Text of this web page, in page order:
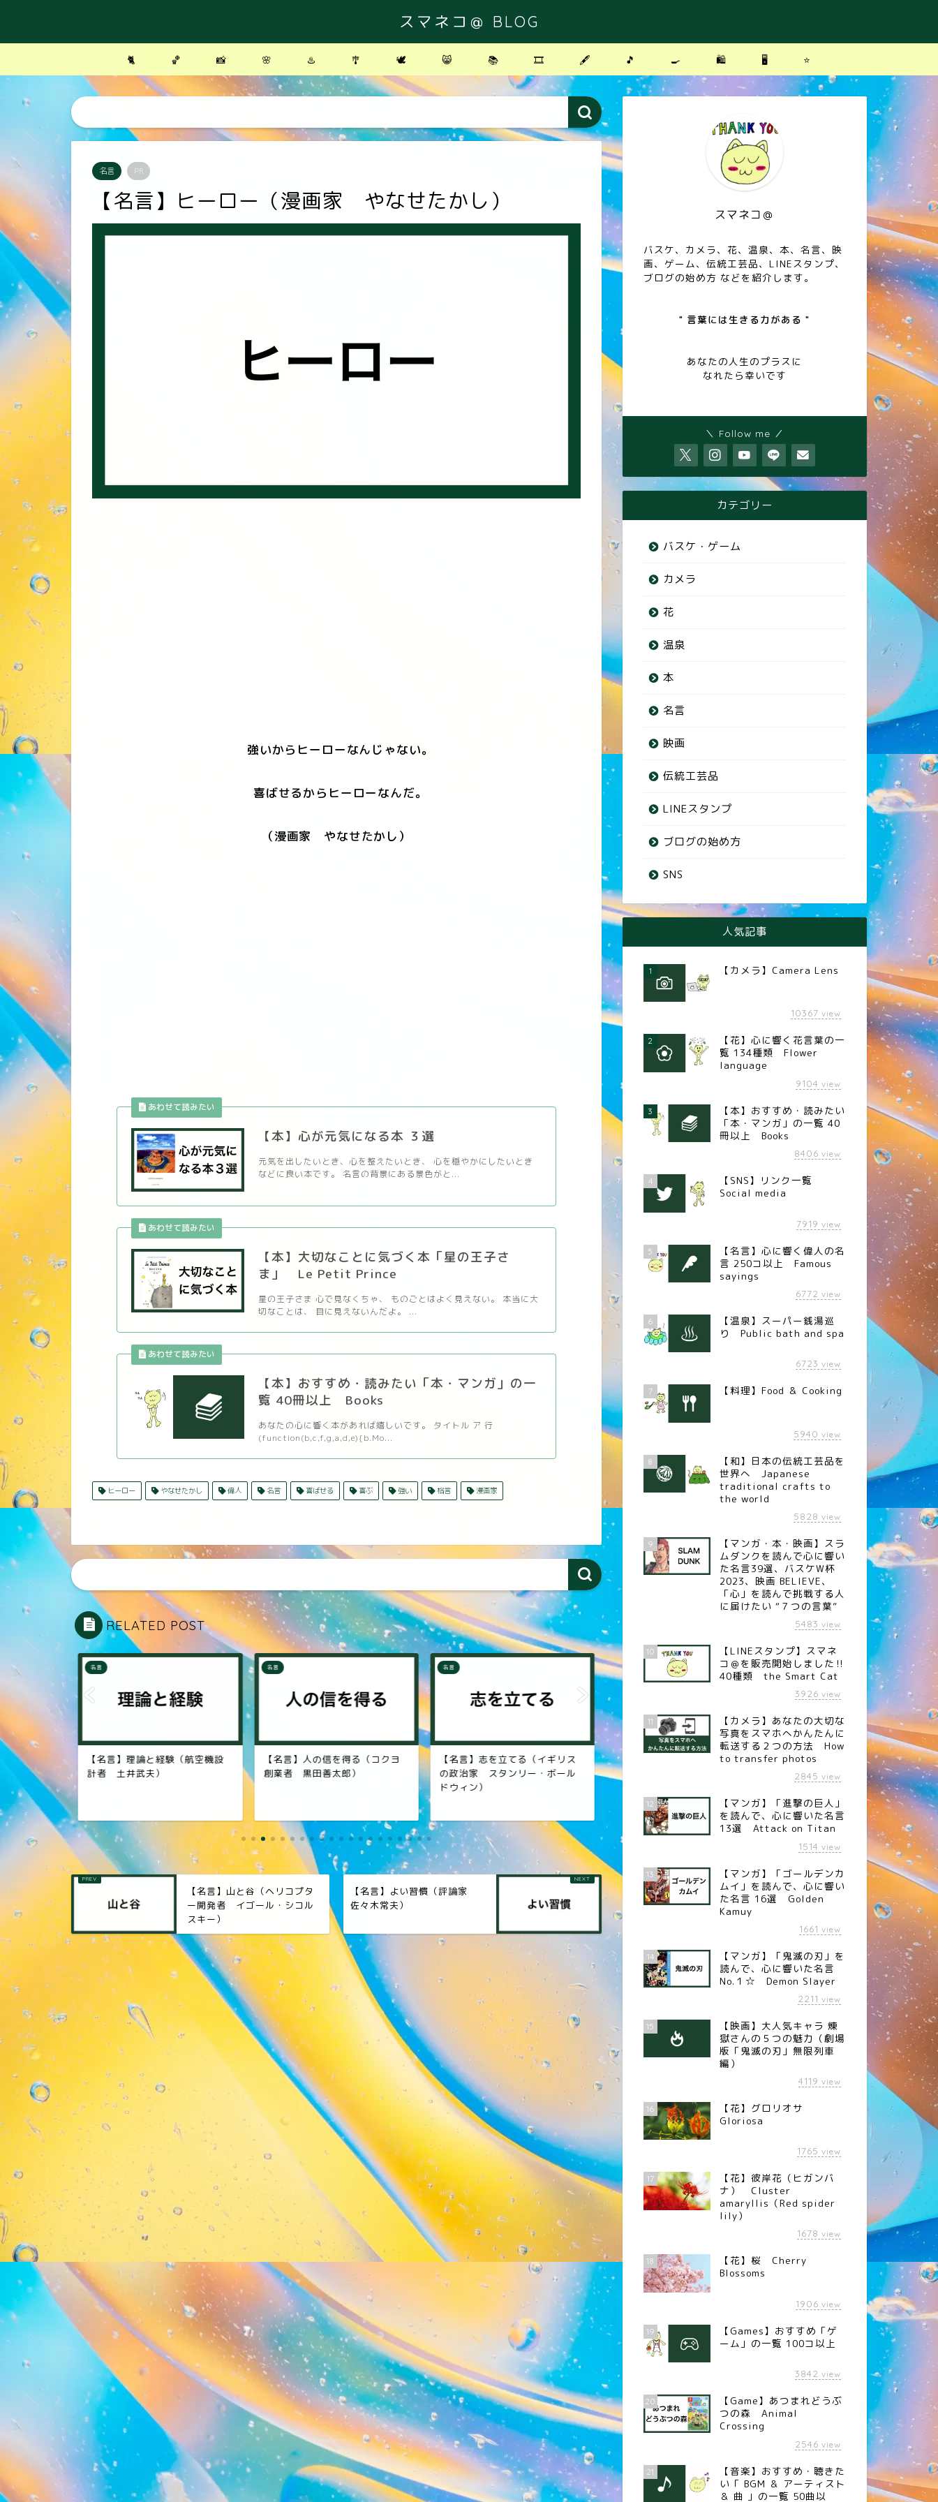
スマネコ＠ BLOG
🐈 🏀 📸 🌸 ♨️ 🎐 🕊 😸 📚 🎞 🖋 🎵 🍳 🛍 🖥 ⭐️
名言 PR
【名言】ヒーロー（漫画家 やなせたかし）
強いからヒーローなんじゃない。
喜ばせるからヒーローなんだ。
（漫画家 やなせたかし）
【本】心が元気になる本 ３選
元気を出したいとき、心を整えたいとき、 心を穏やかにしたいとき
などに良い本です。 名言の背景にある景色がと...
【本】大切なことに気づく本「星の王子さ
ま」 Le Petit Prince
星の王子さま 心で見なくちゃ、 ものごとはよく見えない。 本当に大
切なことは、 目に見えないんだよ。 ...
【本】おすすめ・読みたい「本・マンガ」の一
覧 40冊以上 Books
あなたの心に響く本があれば嬉しいです。 タイトル ア 行
(function(b,c,f,g,a,d,e){b.Mo...
ヒーロー やなせたかし 偉人 名言 喜ばせる 喜ぶ 強い 格言 漫画家
RELATED POST
の映画俳
ャール
名言
【名言】理論と経験（航空機設
計者 土井武夫）
名言
【名言】人の信を得る（コクヨ
創業者 黒田善太郎）
名言
【名言】志を立てる（イギリス
の政治家 スタンリー・ボール
ドウィン）
名言
【名言】観点の変更（心理学
者 エドワード・デボノ）
名言
【名言】最高位（ローマの劇作
家 プブリリウス・シルス）
【名言】山と谷（ヘリコプタ
ー開発者 イゴール・シコル
スキー）
【名言】よい習慣（評論家
佐々木常夫）
スマネコ＠
バスケ、カメラ、花、温泉、本、名言、映
画、ゲーム、伝統工芸品、LINEスタンプ、
ブログの始め方 などを紹介します。
" 言葉には生きる力がある "
あなたの人生のプラスに
なれたら幸いです
＼ Follow me ／
カテゴリー
バスケ・ゲーム
カメラ
花
温泉
本
名言
映画
伝統工芸品
LINEスタンプ
ブログの始め方
SNS
人気記事
1 【カメラ】Camera Lens
10367 view
2
【花】心に響く花言葉の一
覧 134種類 Flower
language
9104 view
3
【本】おすすめ・読みたい
「本・マンガ」の一覧 40
冊以上 Books
8406 view
4
【SNS】リンク一覧
Social media
7919 view
5
【名言】心に響く偉人の名
言 250コ以上 Famous
sayings
6772 view
6
【温泉】スーパー銭湯巡
り Public bath and spa
6723 view
7 【料理】Food ＆ Cooking
5940 view
8
【和】日本の伝統工芸品を
世界へ Japanese
traditional crafts to
the world
5828 view
9
【マンガ・本・映画】スラ
ムダンクを読んで心に響い
た名言39選、バスケW杯
2023、映画 BELIEVE、
「心」を読んで挑戦する人
に届けたい “７つの言葉”
5483 view
10
【LINEスタンプ】スマネ
コ＠を販売開始しました‼︎
40種類 the Smart Cat
3926 view
11
【カメラ】あなたの大切な
写真をスマホへかんたんに
転送する２つの方法 How
to transfer photos
2845 view
12
【マンガ】「進撃の巨人」
を読んで、心に響いた名言
13選 Attack on Titan
1514 view
13
【マンガ】「ゴールデンカ
ムイ」を読んで、心に響い
た名言 16選 Golden
Kamuy
1661 view
14
【マンガ】「鬼滅の刃」を
読んで、心に響いた名言
No.１☆ Demon Slayer
2211 view
15
【映画】大人気キャラ 煉󠄁
獄さんの５つの魅力（劇場
版「鬼滅の刃」無限列車
編）
4119 view
16
【花】グロリオサ
Gloriosa
1765 view
17
【花】彼岸花（ヒガンバ
ナ） Cluster
amaryllis（Red spider
lily）
1678 view
18
【花】桜 Cherry
Blossoms
1906 view
19
【Games】おすすめ「ゲ
ーム」の一覧 100コ以上
3842 view
20
【Game】あつまれどうぶ
つの森 Animal
Crossing
2546 view
21
【音楽】おすすめ・聴きた
い「 BGM ＆ アーティスト
＆ 曲 」の一覧 50曲以